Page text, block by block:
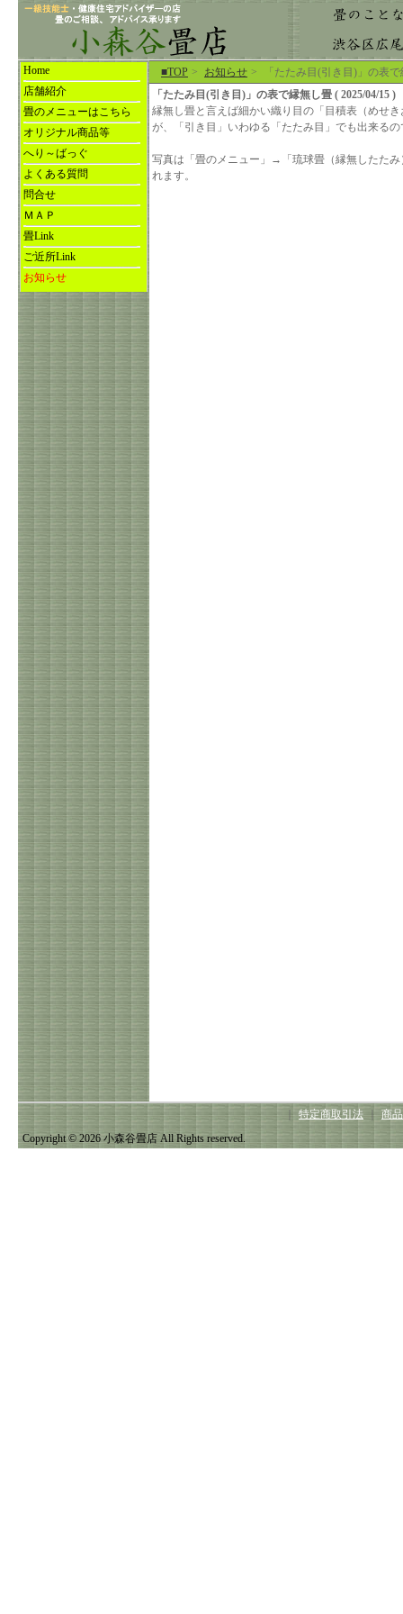
Home
店舗紹介
畳のメニューはこちら
オリジナル商品等
へり～ばっぐ
よくある質問
問合せ
ＭＡＰ
畳Link
ご近所Link
お知らせ
■TOP > お知らせ >
「たたみ目(引き目)」の表
「たたみ目(引き目)」の表で縁無し畳 ( 2025/04/15 )
縁無し畳と言えば細かい織り目の「目積表（めせ
が、「引き目」いわゆる「たたみ目」でも出来るの
写真は「畳のメニュー」→「琉球畳（縁無したた
れます。
｜ 特定商取引法 ｜ 商
Copyright © 2026 小森谷畳店 All Rights reserved.